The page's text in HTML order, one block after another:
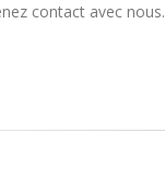
contact avec nous.